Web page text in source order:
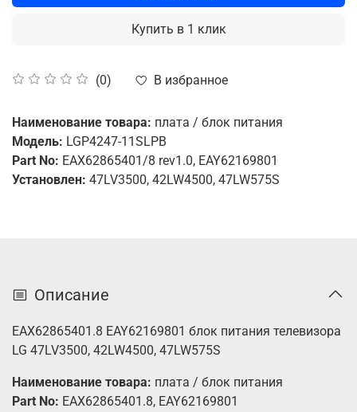
(0) В избранное
Купить в 1 клик
Наименование товара: плата / блок питания
Модель: LGP4247-11SLPB
Part No: EAX62865401/8 rev1.0, EAY62169801
Установлен: 47LV3500, 42LW4500, 47LW575S
Описание
EAX62865401.8 EAY62169801 блок питания телевизора
LG 47LV3500, 42LW4500, 47LW575S
Наименование товара: плата / блок питания
Part No: EAX62865401.8, EAY62169801